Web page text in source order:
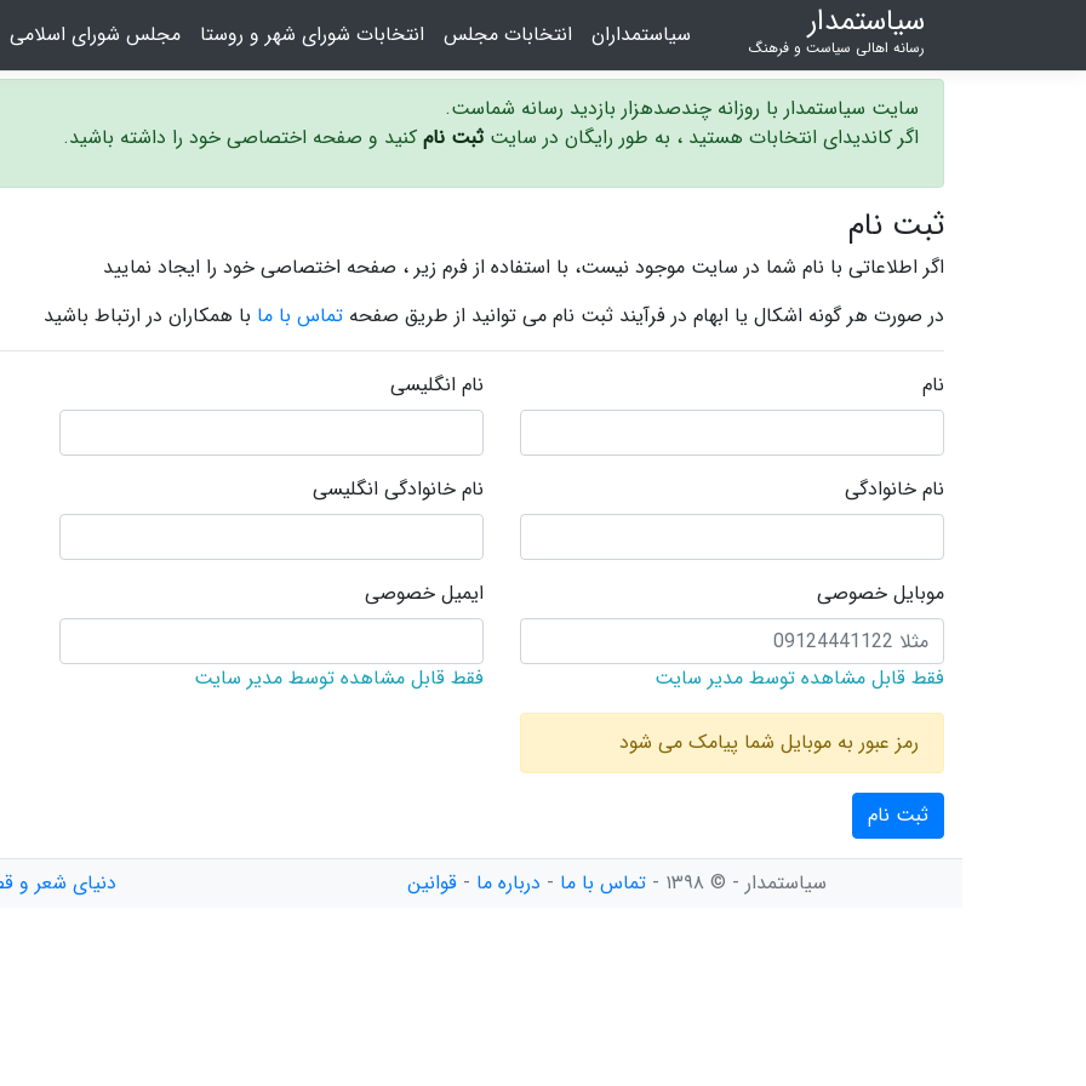
سیاستمدار
رسانه اهالی سیاست و فرهنگ سیاستمداران انتخابات مجلس انتخابات شورای شهر و روستا مجلس شورای اسلامی
سایت سیاستمدار با روزانه چندصدهزار بازدید رسانه شماست.
اگر کاندیدای انتخابات هستید ، به طور رایگان در سایت ثبت نام کنید و صفحه اختصاصی خود را داشته باشید.
ثبت نام
اگر اطلاعاتی با نام شما در سایت موجود نیست، با استفاده از فرم زیر ، صفحه اختصاصی خود را ایجاد نمایید
در صورت هر گونه اشکال یا ابهام در فرآيند ثبت نام می توانید از طریق صفحه تماس با ما با همکاران در ارتباط باشید
نام
نام خانوادگی
نام انگلیسی
نام خانوادگی انگلیسی
موبایل خصوصی
فقط قابل مشاهده توسط مدیر سایت
ایمیل خصوصی
فقط قابل مشاهده توسط مدیر سایت
رمز عبور به موبایل شما پیامک می شود
ثبت نام
سیاستمدار - © ۱۳۹۸ - تماس با ما - درباره ما - قوانین دنیای شعر و